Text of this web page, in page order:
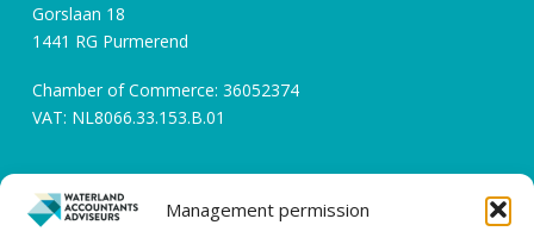
Management permission
Gorslaan 18
1441 RG Purmerend
Chamber of Commerce: 36052374
VAT: NL8066.33.153.B.01
Opening hours
Working days between 08:00 and 17:00